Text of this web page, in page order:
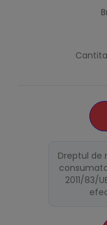
Dreptul de
2011/83/